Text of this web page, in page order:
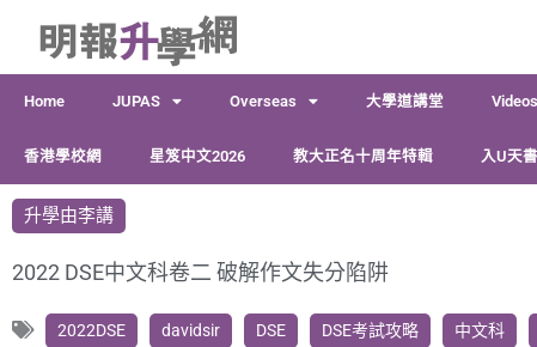
容
Home JUPAS Overseas 大學道講堂 Videos
香港學校網 星笈中文2026 教大正名十周年特輯 入U天
升學由李講
2022 DSE中文科卷二 破解作文失分陷阱
2022DSE davidsir DSE DSE考試攻略 中文科